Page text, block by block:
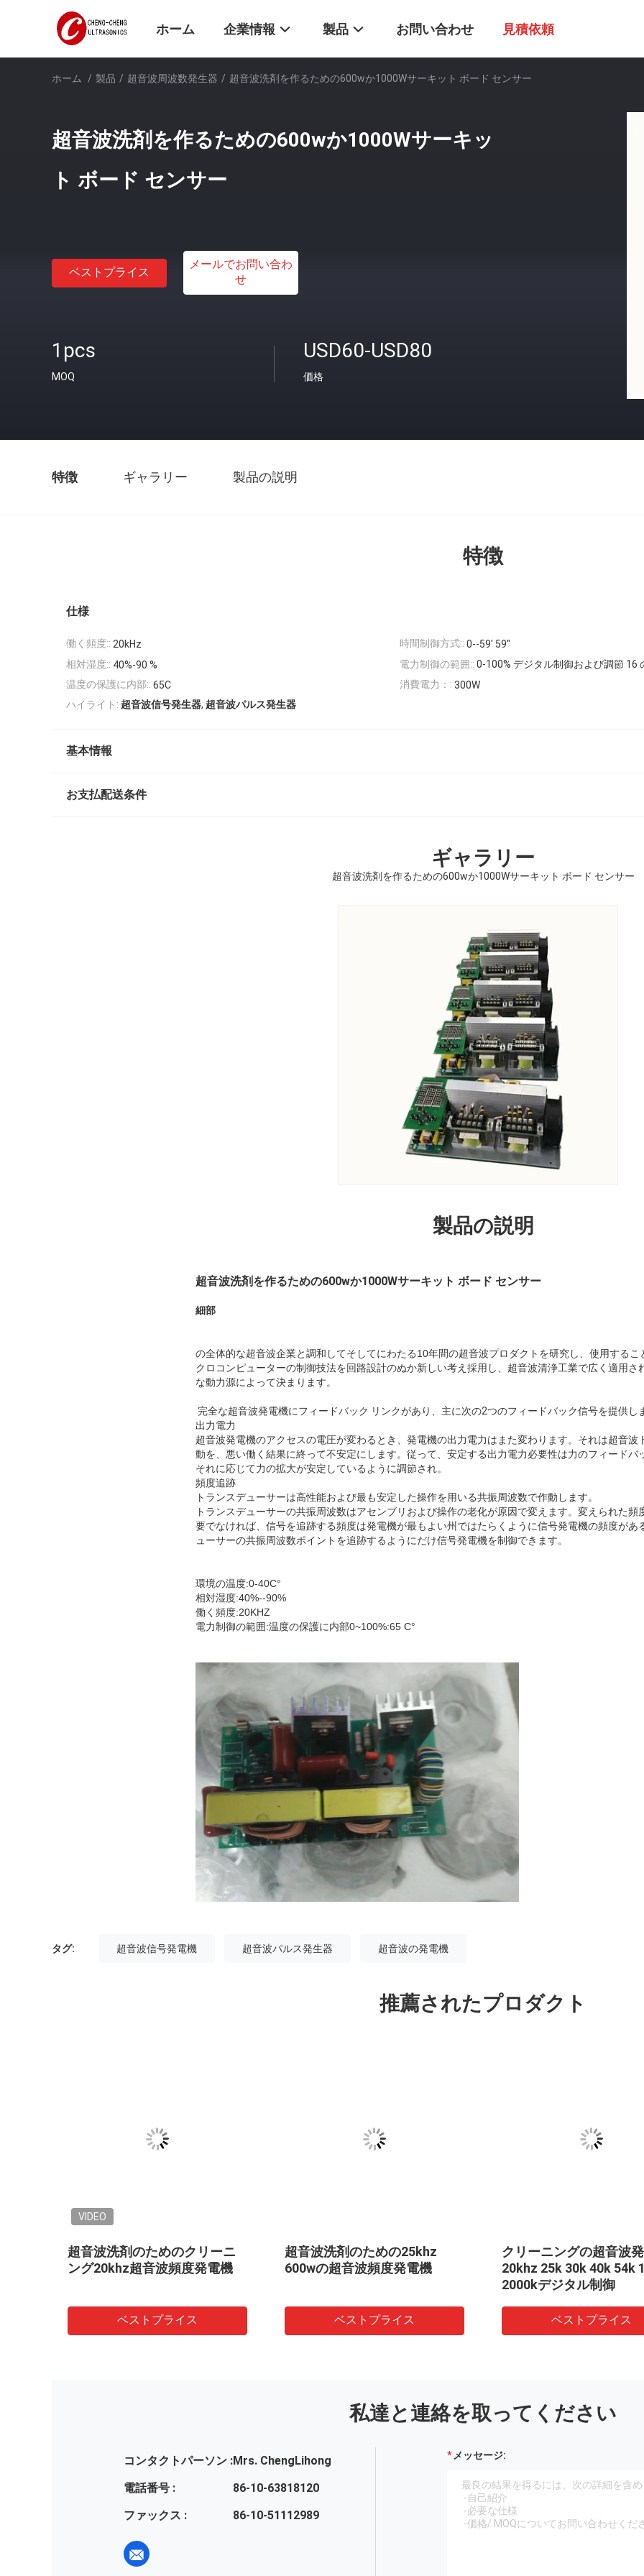
ホーム 企業情報 製品 お問い合わせ 見積依頼
ホーム / 製品 / 超音波周波数発生器 / 超音波洗剤を作るための600wか1000Wサーキット ボード センサー
超音波洗剤を作るための600wか1000Wサーキッ
ト ボード センサー
ベストプライス
メールでお問い合わ
せ
1pcs
MOQ
USD60-USD80
価格
特徴 ギャラリー 製品の説明
特徴
仕様
働く頻度:: 20kHz 時間制御方式:: 0--59' 59"
相対湿度:: 40%-90 % 電力制御の範囲:: 0-100% デジタル制御および調節 16
温度の保護に内部:: 65C 消費電力：: 300W
ハイライト: 超音波信号発生器, 超音波パルス発生器
基本情報
お支払配送条件
ギャラリー
超音波洗剤を作るための600wか1000Wサーキット ボード センサー
製品の説明
超音波洗剤を作るための600wか1000Wサーキット ボード センサー
細部
の全体的な超音波企業と調和してそしてにわたる10年間の超音波プロダクトを研究し、使用する
クロコンピューターの制御技法を回路設計のぬか新しい考え採用し、超音波清浄工業で広く適用さ
な動力源によって決まります。
完全な超音波発電機にフィードバック リンクがあり、主に次の2つのフィードバック信号を提供し
出力電力
超音波発電機のアクセスの電圧が変わるとき、発電機の出力電力はまた変わります。それは超音波
動を、悪い働く結果に終って不安定にします。従って、安定する出力電力必要性は力のフィードバ
それに応じて力の拡大が安定しているように調節され。
頻度追跡
トランスデューサーは高性能および最も安定した操作を用いる共振周波数で作動します。
トランスデューサーの共振周波数はアセンブリおよび操作の老化が原因で変えます。変えられた頻
要でなければ、信号を追跡する頻度は発電機が最もよい州ではたらくように信号発電機の頻度があ
ューサーの共振周波数ポイントを追跡するようにだけ信号発電機を制御できます。
環境の温度:0-40C°
相対湿度:40%--90%
働く頻度:20KHZ
電力制御の範囲:温度の保護に内部0~100%:65 C°
タグ: 超音波信号発電機 超音波パルス発生器 超音波の発電機
推薦されたプロダクト
VIDEO
超音波洗剤のためのクリーニ
ング20khz超音波頻度発電機
ベストプライス
超音波洗剤のための25khz
600wの超音波頻度発電機
ベストプライス
クリーニングの超音波
20khz 25k 30k 40k 54k
2000kデジタル制御
ベストプライス
私達と連絡を取ってください
コンタクトパーソン :Mrs. ChengLihong
電話番号 :
86-10-63818120
ファックス :
86-10-51112989
メッセージ: